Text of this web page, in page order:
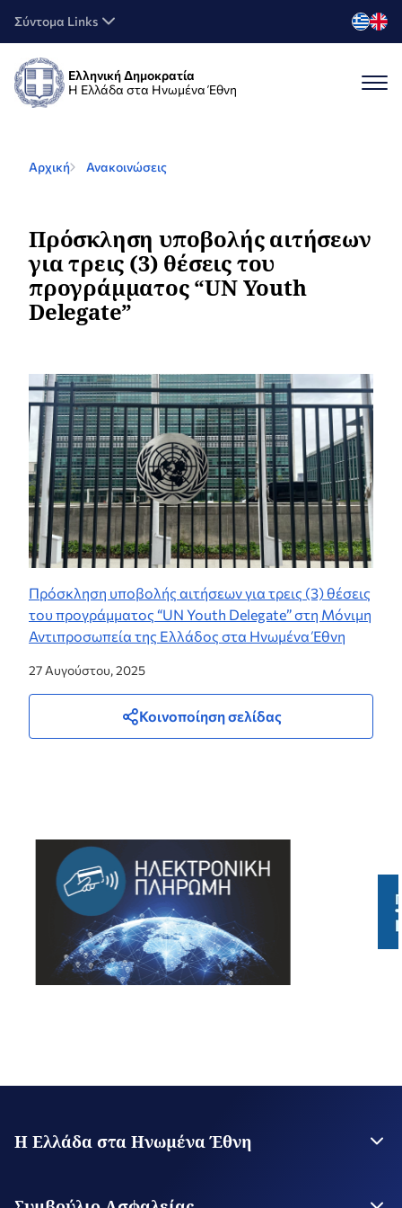
Σύντομα Links
Ελληνική Δημοκρατία
Η Ελλάδα στα Ηνωμένα Έθνη
Αρχική Ανακοινώσεις
Πρόσκληση υποβολής αιτήσεων
για τρεις (3) θέσεις του
προγράμματος “UN Youth
Delegate”
Πρόσκληση υποβολής αιτήσεων για τρεις (3) θέσεις
του προγράμματος “UN Youth Delegate” στη Μόνιμη
Αντιπροσωπεία της Ελλάδος στα Ηνωμένα Έθνη
27 Αυγούστου, 2025
Κοινοποίηση σελίδας
Η Ελλάδα στα Ηνωμένα Έθνη
Επικοινωνία